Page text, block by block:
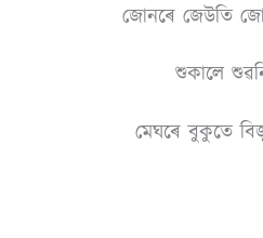
জোনৰে জেউতি
শুকালে
মেঘৰে বুকুতে